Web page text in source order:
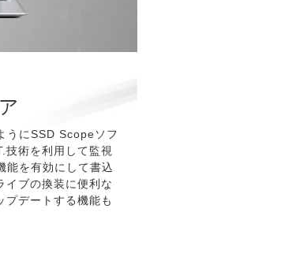
うにSSD Scopeソフ
技術を利用して監視
能を有効にして書込
イブの換装に便利な
プデートする機能も